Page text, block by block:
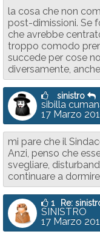
la cosa che non
post-dimissioni. Se
che avrebbe
troppo comodo
succede per cose
diversamente,
sinistro
sibilla
17 Marzo
mi pare che il
Anzi, penso che
svegliare,
continuare a
1 Re:
SINISTRO
17 Marzo